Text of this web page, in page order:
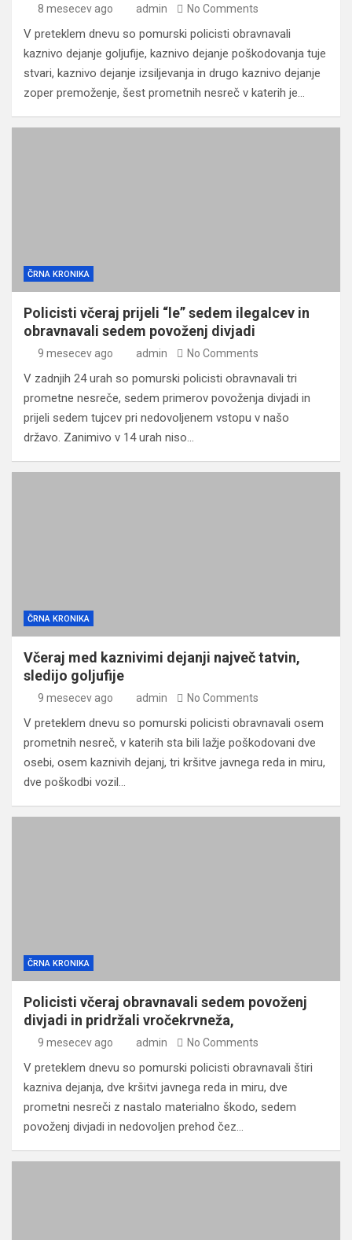
8 mesecev ago admin No Comments
V preteklem dnevu so pomurski policisti obravnavali
kaznivo dejanje goljufije, kaznivo dejanje poškodovanja tuje
stvari, kaznivo dejanje izsiljevanja in drugo kaznivo dejanje
zoper premoženje, šest prometnih nesreč v katerih je…
ČRNA KRONIKA
Policisti včeraj prijeli “le” sedem ilegalcev in
obravnavali sedem povoženj divjadi
9 mesecev ago admin No Comments
V zadnjih 24 urah so pomurski policisti obravnavali tri
prometne nesreče, sedem primerov povoženja divjadi in
prijeli sedem tujcev pri nedovoljenem vstopu v našo
državo. Zanimivo v 14 urah niso…
ČRNA KRONIKA
Včeraj med kaznivimi dejanji največ tatvin,
sledijo goljufije
9 mesecev ago admin No Comments
V preteklem dnevu so pomurski policisti obravnavali osem
prometnih nesreč, v katerih sta bili lažje poškodovani dve
osebi, osem kaznivih dejanj, tri kršitve javnega reda in miru,
dve poškodbi vozil…
ČRNA KRONIKA
Policisti včeraj obravnavali sedem povoženj
divjadi in pridržali vročekrvneža,
9 mesecev ago admin No Comments
V preteklem dnevu so pomurski policisti obravnavali štiri
kazniva dejanja, dve kršitvi javnega reda in miru, dve
prometni nesreči z nastalo materialno škodo, sedem
povoženj divjadi in nedovoljen prehod čez…